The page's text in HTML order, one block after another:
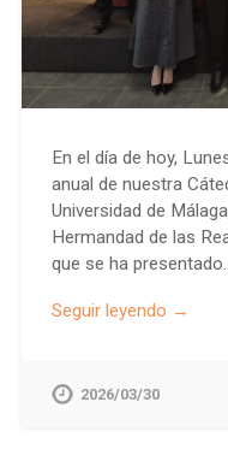
En el día de hoy,
anual de nuestra
Universidad de
Hermandad de las
que se ha
Seguir leyendo →
2026/03/30